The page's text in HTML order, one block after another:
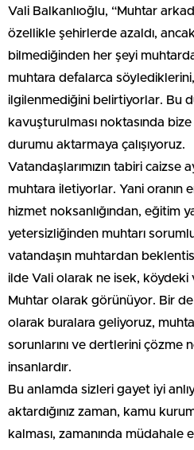
Vali Balkanlıoğlu, “Muhtar
özellikle şehirlerde azaldı,
bilmediğinden her şeyi
muhtara defalarca
ilgilenmediğini belirtiyorlar. Bu
kavuşturulması noktasında
durumu aktarmaya çalışıyoruz.
Vatandaşlarımızın tabiri caizse
muhtara iletiyorlar. Yani oranın
hizmet noksanlığından, eğitim
yetersizliğinden muhtarı
vatandaşın muhtardan
ilde Vali olarak ne isek, köydeki
Muhtar olarak görünüyor. Bir
olarak buralara geliyoruz,
sorunlarını ve dertlerini çözme
insanlardır.
Bu anlamda sizleri gayet iyi
aktardığınız zaman, kamu
kalması, zamanında müdahale